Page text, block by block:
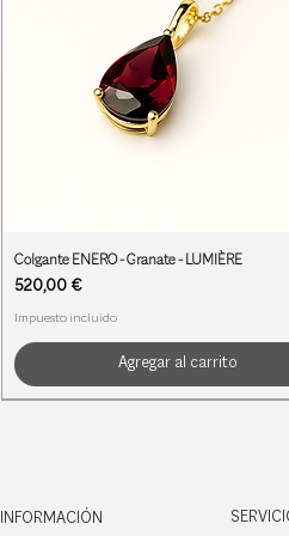
Colgante ENERO - Granate - LUMIÈRE
Precio
520,00 €
Impuesto incluido
Agregar al carrito
INFORMACIÓN